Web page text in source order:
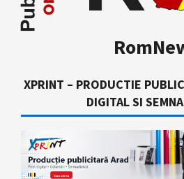
XPRINT – PRODUCTIE
DIGITAL SI